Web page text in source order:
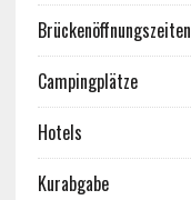
Brückenöffnungszeiten
Campingplätze
Hotels
Kurabgabe